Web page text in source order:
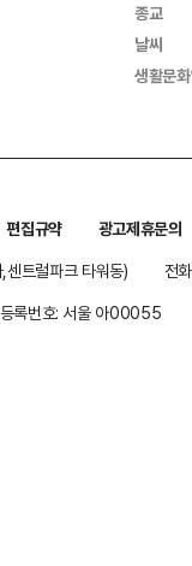
종교
날씨
생활문
편집규약
광고제휴문의
트럴파크 타워동)
전
등록번호: 서울 아00055